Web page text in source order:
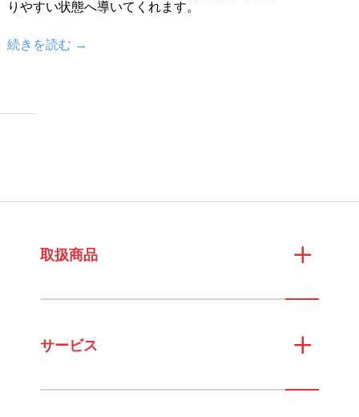
りやすい状態へ導いてくれます。
続きを読む →
取扱商品
サービス